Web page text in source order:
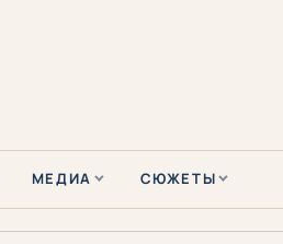
МЕДИА СЮЖЕТЫ